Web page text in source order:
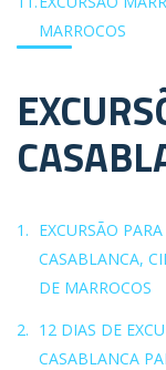
MARROCOS
EXCURSÃO
CASABLANCA,
DE MARROCOS
12 DIAS DE
CASABLANCA